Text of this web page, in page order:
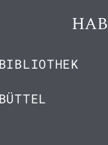
HAB